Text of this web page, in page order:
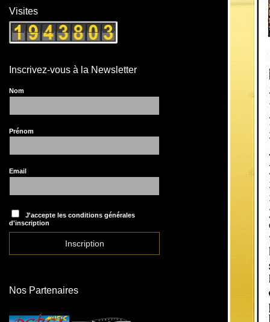
Visites
Inscrivez-vous à la Newsletter
Nom
Prénom
Email
J'accepte les conditions générales
d'inscription
Nos Partenaires